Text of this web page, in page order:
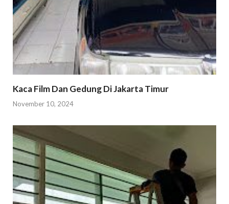
Kaca Film Dan Gedung Di Jakarta Timur
November 10, 2024